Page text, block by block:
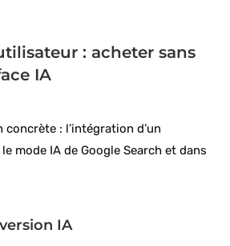
: acheter sans
IA
: l’intégration d’un
mode IA de Google Search et dans
IA